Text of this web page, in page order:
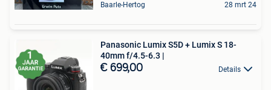
Baarle-Hertog 28 mrt 24
Panasonic Lumix S5D + Lumix S 18-
40mm f/4.5-6.3 |
€ 699,00 Details